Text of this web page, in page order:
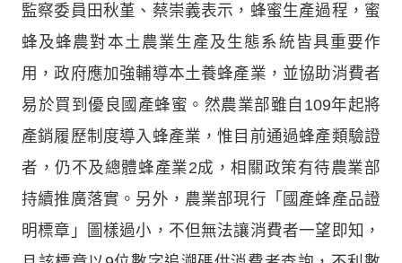
監察委員田秋堇、蔡崇義表示，蜂蜜生產過程，蜜
蜂及蜂農對本土農業生產及生態系統皆具重要作
用，政府應加強輔導本土養蜂產業，並協助消費者
易於買到優良國產蜂蜜。然農業部雖自109年起將
產銷履歷制度導入蜂產業，惟目前通過蜂產類驗證
者，仍不及總體蜂產業2成，相關政策有待農業部
持續推廣落實。另外，農業部現行「國產蜂產品證
明標章」圖樣過小，不但無法讓消費者一望即知，